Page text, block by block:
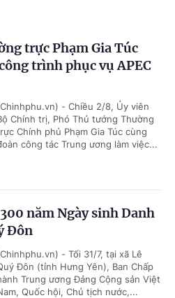
trực Phạm Gia Túc
trình phục vụ APEC
- Chiều 2/8, Ủy viên
Chính trị, Phó Thủ tướng Thường
Chính phủ Phạm Gia Túc cùng
công tác Trung ương làm việc...
năm Ngày sinh Danh
Đôn
- Tối 31/7, tại xã Lê
Đôn (tỉnh Hưng Yên), Ban Chấp
Trung ương Đảng Cộng sản Việt
Quốc hội, Chủ tịch nước,...